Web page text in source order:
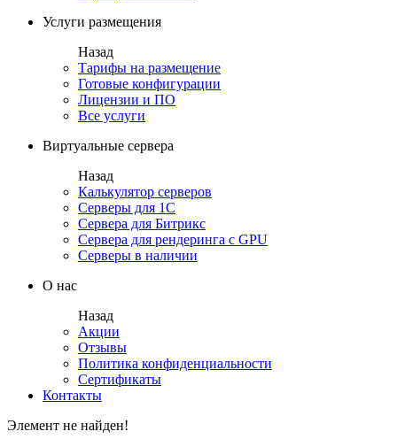
Услуги размещения
Назад
Тарифы на размещение
Готовые конфигурации
Лицензии и ПО
Все услуги
Виртуальные сервера
Назад
Калькулятор серверов
Серверы для 1С
Сервера для Битрикс
Сервера для рендеринга с GPU
Серверы в наличии
О нас
Назад
Акции
Отзывы
Политика конфиденциальности
Сертификаты
Контакты
Элемент не найден!